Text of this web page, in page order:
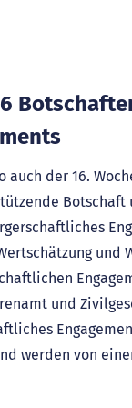
der 16.
und
werden von